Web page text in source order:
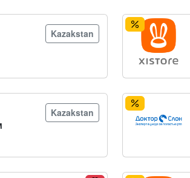
Kazakstan
Kazakstan